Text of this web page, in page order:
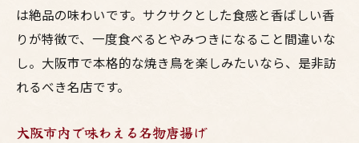
鳥料理好きにおすすめの店
話題の店の魅力に迫る
大阪市の注目鳥料理店特集
鳥料理好きが集まる店
は絶品の味わいです。サクサクとした食感と香ばしい香
りが特徴で、一度食べるとやみつきになること間違いな
し。大阪市で本格的な焼き鳥を楽しみたいなら、是非訪
れるべき名店です。
大阪市内で味わえる名物唐揚げ